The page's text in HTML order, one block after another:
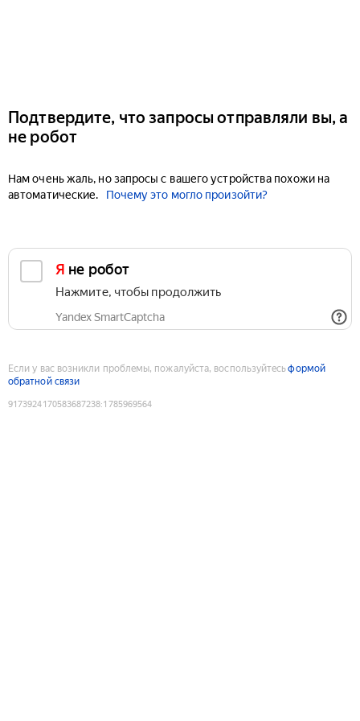
Подтвердите, что запросы отправляли вы, а
не робот
Нам очень жаль, но запросы с вашего устройства похожи на
автоматические.
Почему это могло произойти?
Я не робот
Нажмите, чтобы продолжить
Yandex SmartCaptcha
Если у вас возникли проблемы, пожалуйста, воспользуйтесьформой
обратной связи
9173924170583687238:1785969564